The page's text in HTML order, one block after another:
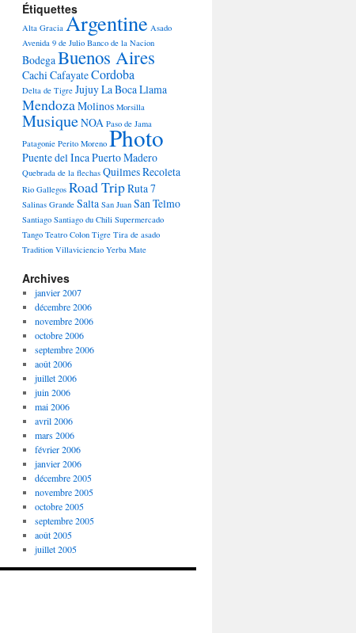
Étiquettes
Alta Gracia Argentine Asado
Avenida 9 de Julio Banco de la Nacion
BodegaBuenos Aires
CachiCafayateCordoba
Delta de Tigre JujuyLa BocaLlama
MendozaMolinos Morsilla
MusiqueNOA Paso de Jama
Patagonie Perito Moreno Photo
Puente del IncaPuerto Madero
Quebrada de la flechas QuilmesRecoleta
Rio Gallegos Road TripRuta 7
Salinas Grande Salta San Juan San Telmo
Santiago Santiago du Chili Supermercado
Tango Teatro Colon Tigre Tira de asado
Tradition Villaviciencio Yerba Mate
Archives
janvier 2007
décembre 2006
novembre 2006
octobre 2006
septembre 2006
août 2006
juillet 2006
juin 2006
mai 2006
avril 2006
mars 2006
février 2006
janvier 2006
décembre 2005
novembre 2005
octobre 2005
septembre 2005
août 2005
juillet 2005